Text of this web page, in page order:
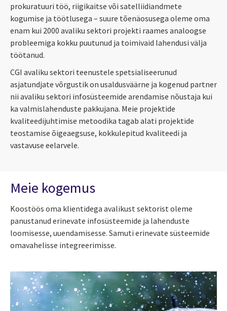
prokuratuuri töö, riigikaitse või satelliidiandmete
kogumise ja töötlusega – suure tõenäosusega oleme oma
enam kui 2000 avaliku sektori projekti raames analoogse
probleemiga kokku puutunud ja toimivaid lahendusi välja
töötanud.
CGI avaliku sektori teenustele spetsialiseerunud
asjatundjate võrgustik on usaldusväärne ja kogenud partner
nii avaliku sektori infosüsteemide arendamise nõustaja kui
ka valmislahenduste pakkujana. Meie projektide
kvaliteedijuhtimise metoodika tagab alati projektide
teostamise õigeaegsuse, kokkulepitud kvaliteedi ja
vastavuse eelarvele.
Meie kogemus
Koostöös oma klientidega avalikust sektorist oleme
panustanud erinevate infosüsteemide ja lahenduste
loomisesse, uuendamisesse. Samuti erinevate süsteemide
omavahelisse integreerimisse.